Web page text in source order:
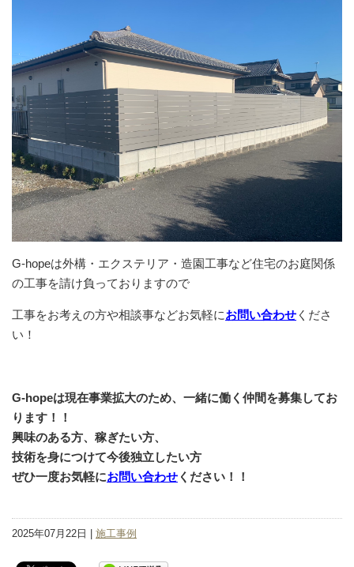
G-hopeは外構・エクステリア・造園工事など住宅のお庭関係
の工事を請け負っておりますので
工事をお考えの方や相談事などお気軽にお問い合わせ くださ
い！
G-hopeは現在事業拡大のため、一緒に働く仲間を募集してお
ります！！
興味のある方、稼ぎたい方、
技術を身につけて今後独立したい方
ぜひ一度お気軽にお問い合わせ ください！！
2025年07月22日 | 施工事例